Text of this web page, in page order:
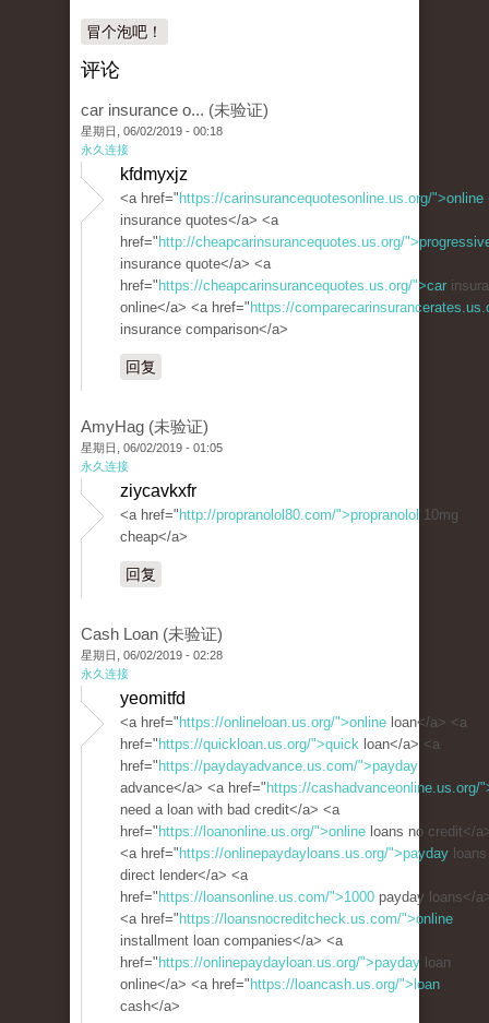
冒个泡吧！
评论
car insurance o... (未验证)
星期日, 06/02/2019 - 00:18
永久连接
kfdmyxjz
<a href=" https://carinsurancequotesonline.us.org/">online
insurance quotes</a> <a
href=" http://cheapcarinsurancequotes.us.org/
insurance quote</a> <a
href=" https://cheapcarinsurancequotes.us.org/">car
online</a> <a href=" https://
insurance comparison</a>
回复
AmyHag (未验证)
星期日, 06/02/2019 - 01:05
永久连接
ziycavkxfr
<a href=" http://propranolol80.com/">propranolol 10mg
cheap</a>
回复
Cash Loan (未验证)
星期日, 06/02/2019 - 02:28
永久连接
yeomitfd
<a href=" https://onlineloan.us.org/">online loan</a> <a
href=" https://quickloan.us.org/">quick loan</a> <a
href=" https://paydayadvance.us.com/">payday
advance</a> <a href=" https://cashadvanceonline.us.org/
need a loan with bad credit</a> <a
href=" https://loanonline.us.org/">online loans no credit</
<a href=" https://onlinepaydayloans.us.org/">payday loans
direct lender</a> <a
href=" https://loansonline.us.com/">1000 payday loans</
<a href=" https://loansnocreditcheck.us.com/">online
installment loan companies</a> <a
href=" https://onlinepaydayloan.us.org/">payday loan
online</a> <a href=" https://loancash.us.org/">loan
cash</a>